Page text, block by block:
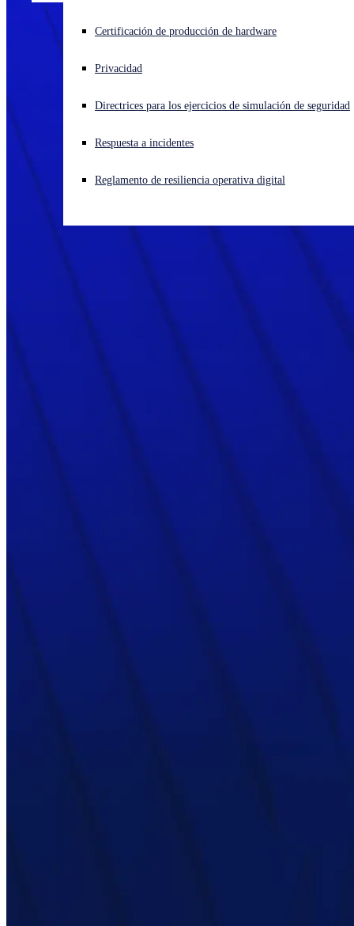
¿Está sufriendo un ciberataque? Obtenga ayuda ahora mismo
Iniciar sesión
Open language switcher
Certificación de producción de hardware
Privacidad
Directrices para los ejercicios de simulación de seguridad
Respuesta a incidentes
Reglamento de resiliencia operativa digital